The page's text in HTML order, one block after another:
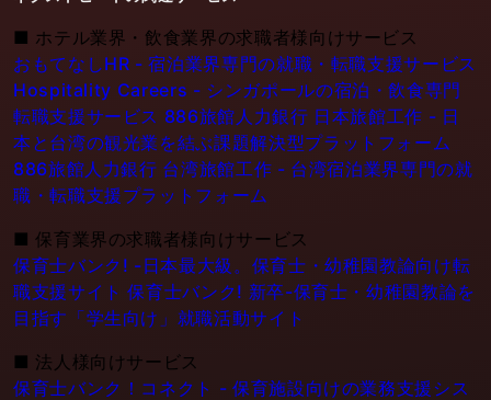
■ ホテル業界・飲食業界の求職者様向けサービス
おもてなしHR - 宿泊業界専門の就職・転職支援サービス
Hospitality Careers - シンガポールの宿泊・飲食専門
転職支援サービス 886旅館人力銀行 日本旅館工作 - 日
本と台湾の観光業を結ぶ課題解決型プラットフォーム
886旅館人力銀行 台湾旅館工作 - 台湾宿泊業界専門の就
職・転職支援プラットフォーム
■ 保育業界の求職者様向けサービス
保育士バンク! -日本最大級。保育士・幼稚園教論向け転
職支援サイト 保育士バンク! 新卒-保育士・幼稚園教論を
目指す「学生向け」就職活動サイト
■ 法人様向けサービス
保育士バンク！コネクト - 保育施設向けの業務支援シス